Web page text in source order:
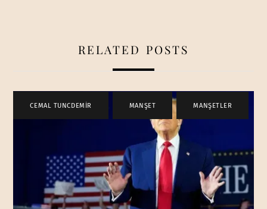
RELATED POSTS
CEMAL TUNCDEMİR MANŞET , MANŞETLER